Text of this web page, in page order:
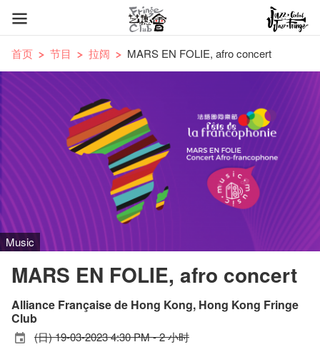
首页 节目 拉阔 MARS EN FOLIE, afro concert
Music
MARS EN FOLIE, afro concert
Alliance Française de Hong Kong, Hong Kong Fringe
Club
(日) 19-03-2023 4:30 PM - 2 小时